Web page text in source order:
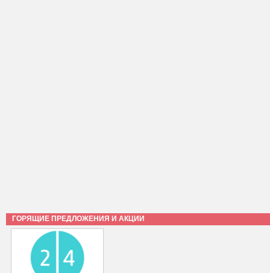
ГОРЯЩИЕ ПРЕДЛОЖЕНИЯ И АКЦИИ